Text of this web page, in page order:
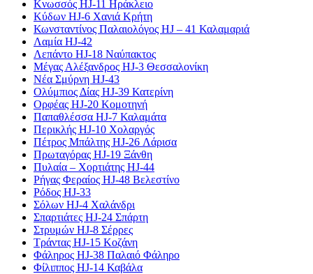
Κνωσσός HJ-11 Ηράκλειο
Κύδων HJ-6 Χανιά Κρήτη
Κωνσταντίνος Παλαιολόγος HJ – 41 Καλαμαριά
Λαμία HJ-42
Λεπάντο HJ-18 Ναύπακτος
Μέγας Αλέξανδρος HJ-3 Θεσσαλονίκη
Νέα Σμύρνη HJ-43
Ολύμπιος Δίας HJ-39 Κατερίνη
Ορφέας HJ-20 Κομοτηνή
Παπαθλέσσα HJ-7 Καλαμάτα
Περικλής HJ-10 Χολαργός
Πέτρος Μπάλτης HJ-26 Λάρισα
Πρωταγόρας HJ-19 Ξάνθη
Πυλαία – Χορτιάτης HJ-44
Ρήγας Φεραίος HJ-48 Βελεστίνο
Ρόδος HJ-33
Σόλων HJ-4 Χαλάνδρι
Σπαρτιάτες HJ-24 Σπάρτη
Στρυμών HJ-8 Σέρρες
Τράντας HJ-15 Κοζάνη
Φάληρος HJ-38 Παλαιό Φάληρο
Φίλιππος HJ-14 Καβάλα